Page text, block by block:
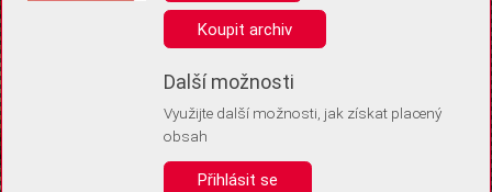
Anonymní unikátní ID
Díky němu příště poznáme, že se jedná o stejné zařízení, a
Identifikátor je zcela anonymní.
Vaše souhlasy a odmítnutí si ukládáme do vašeho zařízení, abychom se
vás už příště znovu neptali. Můžete je kdykoli později upravit ve Správě
Koupit archiv
Další možnosti
Využijte další možnosti, jak získat placený
obsah
Přihlásit se